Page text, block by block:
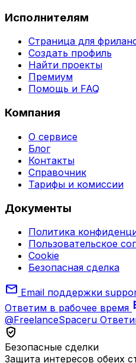
Исполнителям
Страница для
Создать профиль
Найти проекты
Премиум
Помощь и FAQ
Компания
О сервисе
Блог
Контакты
Справочник
Тарифы и комиссии
Документы
Политика
Пользовательское
Cookie
Безопасная сделка
mail Email поддержки
Ответим в рабочее время
@FreelanceSpaceru
verified_user
Безопасные сделки
Защита интересов обеих